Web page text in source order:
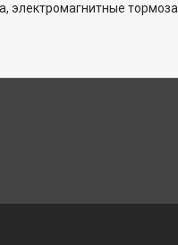
электромагнитные тормоза